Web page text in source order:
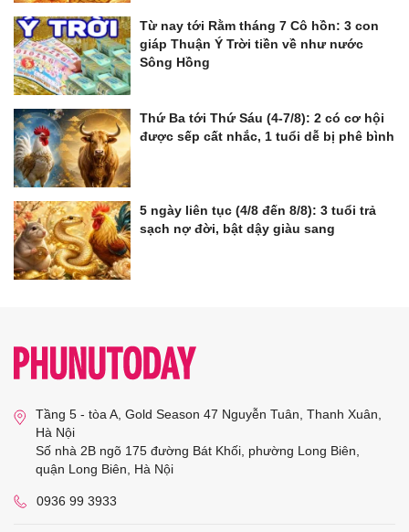
Từ nay tới Rằm tháng 7 Cô hồn: 3 con
giáp Thuận Ý Trời tiền về như nước
Sông Hồng
Thứ Ba tới Thứ Sáu (4-7/8): 2 có cơ hội
được sếp cất nhắc, 1 tuổi dễ bị phê bình
5 ngày liên tục (4/8 đến 8/8): 3 tuổi trả
sạch nợ đời, bật dậy giàu sang
Tầng 5 - tòa A, Gold Season 47 Nguyễn Tuân, Thanh Xuân,
Hà Nội
Số nhà 2B ngõ 175 đường Bát Khối, phường Long Biên,
quận Long Biên, Hà Nội
0936 99 3933